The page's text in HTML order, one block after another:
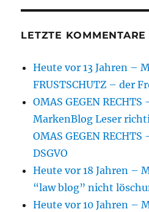
LETZTE KOMMENTARE
Heute vor 13 Jahren –
FRUSTSCHUTZ – der
OMAS GEGEN
MarkenBlog Leser
OMAS GEGEN
DSGVO
Heute vor 18 Jahren –
“law blog” nicht
Heute vor 10 Jahren –